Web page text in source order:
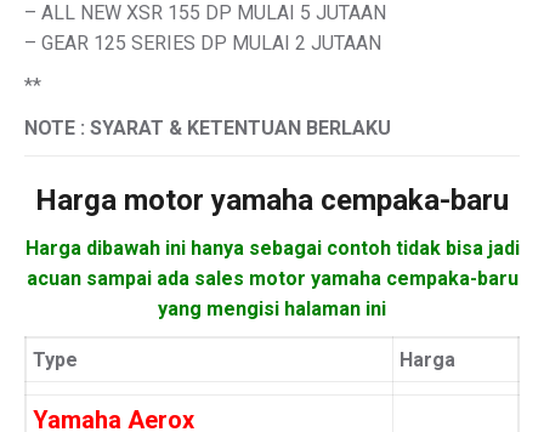
– ALL NEW XSR 155 DP MULAI 5 JUTAAN
– GEAR 125 SERIES DP MULAI 2 JUTAAN
**
NOTE : SYARAT & KETENTUAN BERLAKU
Harga motoryamaha cempaka-baru
Harga dibawah ini hanya sebagai contoh tidak bisa jadi
acuan sampai ada sales motor yamaha cempaka-baru
yang mengisi halaman ini
Type Harga
Yamaha Aerox